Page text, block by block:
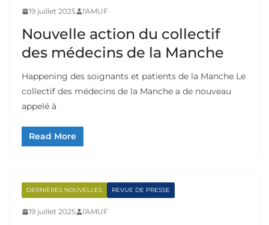
19 juillet 2025 l'AMUF
Nouvelle action du collectif
des médecins de la Manche
Happening des soignants et patients de la Manche Le
collectif des médecins de la Manche a de nouveau
appelé à
Read More
DERNIÈRES NOUVELLES REVUE DE PRESSE
19 juillet 2025 l'AMUF